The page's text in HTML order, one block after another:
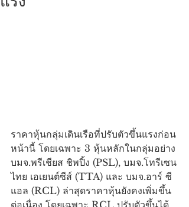
ราคาหุ้นกลุ่มเดินเรือที่ปรับตัวขึ้นแรงก่อน
หน้านี้ โดยเฉพาะ 3 หุ้นหลักในกลุ่มอย่าง
บมจ.พรีเชียส ชิพปิ้ง (PSL), บมจ.โทรีเซน
ไทย เอเยนต์ซีส์ (TTA) และ บมจ.อาร์ ซี
แอล (RCL) ล่าสุดราคาหุ้นยังคงเพิ่มขึ้น
ต่อเนื่อง โดยเฉพาะ RCL ปรับตัวขึ้นได้